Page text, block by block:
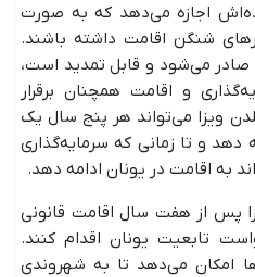
اجازه می‌دهد که به صورت
شنگن اقامت داشته باشند.
می‌شود و قابل تمدید است،
و اقامت همچنان برقرار
ویزا می‌تواند هر پنج سال یک
دهد و تا زمانی که سرمایه‌گذاری
به اقامت در یونان ادامه دهد.
پس از هفت سال اقامت قانونی
تابعیت یونان اقدام کنند.
امکان می‌دهد تا به شهروندی